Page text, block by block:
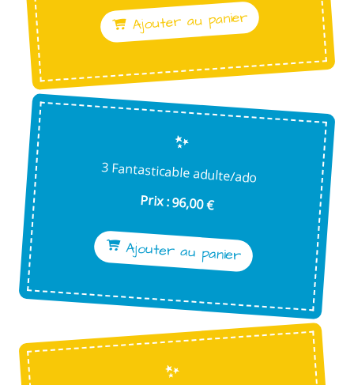
Ajouter au panier
3 Fantasticable adulte/ado
Prix : 96,00 €
Ajouter au panier